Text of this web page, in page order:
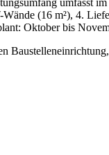
umfasst
(16 m²), 4.
Oktober bis